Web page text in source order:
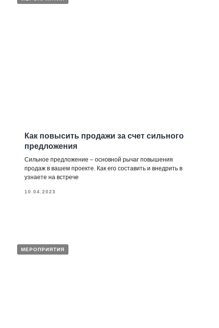
Как повысить продажи за счет сильного
предложения
Сильное предложение – основной рычаг повышения
продаж в вашем проекте. Как его составить и внедрить в
узнаете на встрече
10.04.2023
МЕРОПРИЯТИЯ